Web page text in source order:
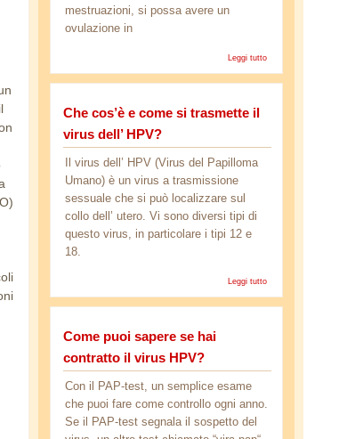
mestruazioni, si possa avere un
ovulazione in
Leggi tutto
Che cos’è e come si trasmette il
virus dell’ HPV?
Il virus dell’ HPV (Virus del Papilloma
Umano) è un virus a trasmissione
sessuale che si può localizzare sul
collo dell’ utero. Vi sono diversi tipi di
questo virus, in particolare i tipi 12 e
18.
Leggi tutto
come si
Come puoi sapere se hai
contratto il virus HPV?
Con il PAP-test, un semplice esame
che puoi fare come controllo ogni anno.
Se il PAP-test segnala il sospetto del